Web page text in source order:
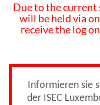
Due to the
will be held via
receive the log
Informieren sie
der ISEC